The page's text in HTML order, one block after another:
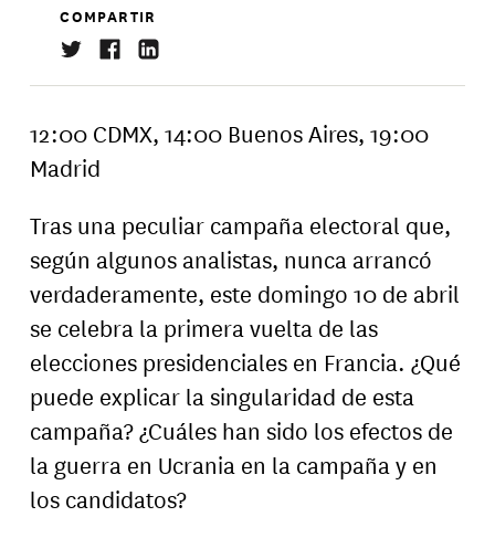
COMPARTIR
12:00 CDMX, 14:00 Buenos Aires, 19:00
Madrid
Tras una peculiar campaña electoral que,
según algunos analistas, nunca arrancó
verdaderamente, este domingo 10 de abril
se celebra la primera vuelta de las
elecciones presidenciales en Francia. ¿Qué
puede explicar la singularidad de esta
campaña? ¿Cuáles han sido los efectos de
la guerra en Ucrania en la campaña y en
los candidatos?